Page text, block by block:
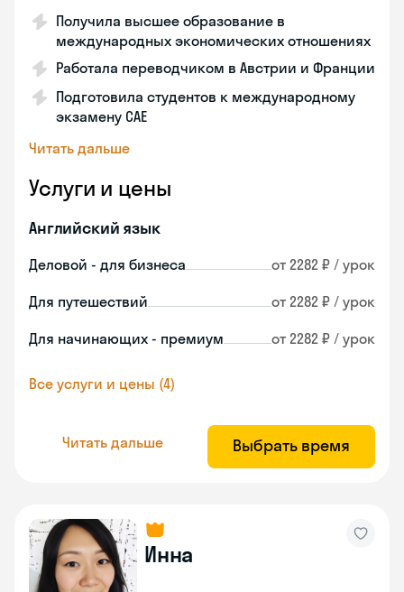
Получила высшее образование в
международных экономических отношениях
Работала переводчиком в Австрии и Франции
Подготовила студентов к международному
экзамену CAE
Читать дальше
Услуги и цены
Английский язык
Деловой - для бизнеса от 2282 ₽ / урок
Для путешествий от 2282 ₽ / урок
Для начинающих - премиум от 2282 ₽ / урок
Все услуги и цены (4)
Читать дальше Выбрать время
Инна